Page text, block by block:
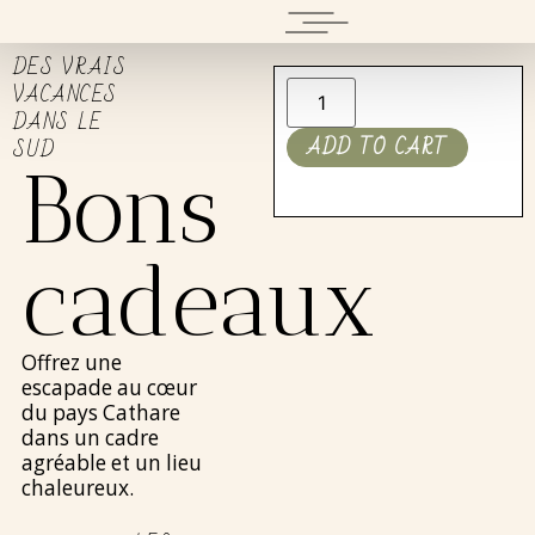
DES VRAIS
VACANCES
DANS LE
SUD
Bons
cadeaux
Offrez une
escapade au cœur
du pays Cathare
dans un cadre
agréable et un lieu
chaleureux.
ADD TO CART